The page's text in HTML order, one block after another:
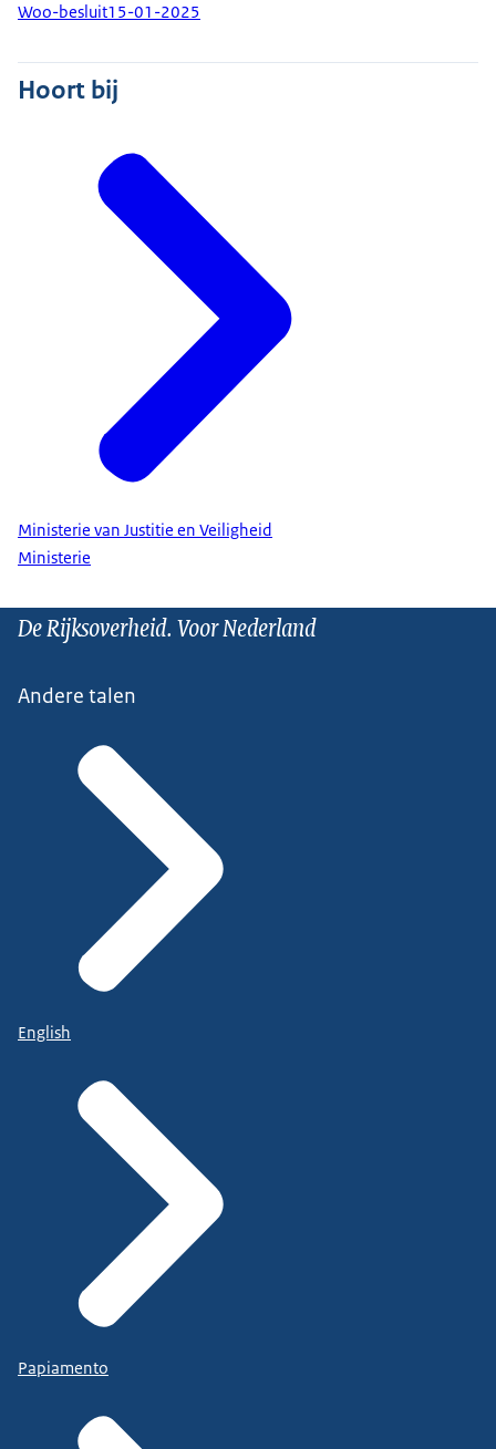
Woo-besluit15-01-2025
Hoort bij
Ministerie van Justitie en Veiligheid
Ministerie
De Rijksoverheid. Voor Nederland
Andere talen
English
Papiamento